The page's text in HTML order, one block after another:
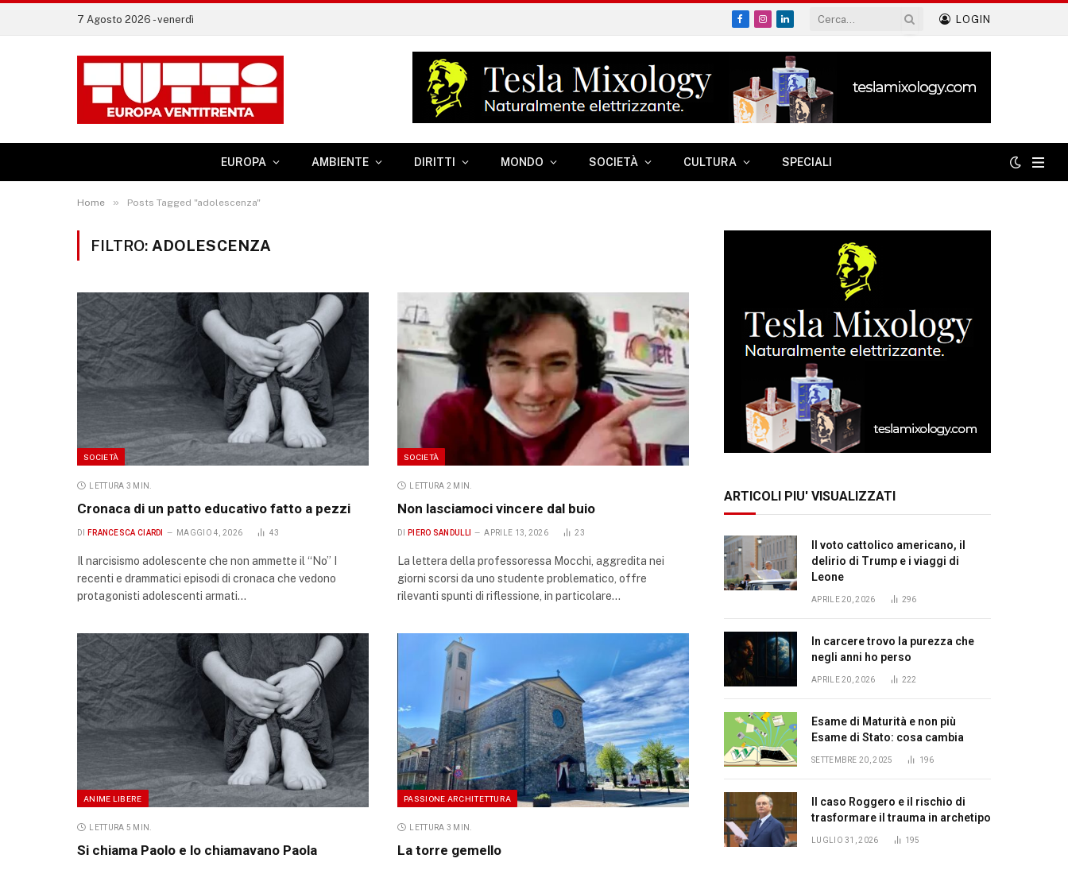
7 Agosto 2026 - venerdì
Facebook
Instagram
LinkedIn
LOGIN
EUROPA AMBIENTE DIRITTI MONDO SOCIETÀ CULTURA SPECIALI
Home » Posts Tagged "adolescenza"
FILTRO: ADOLESCENZA
SOCIETÀ
LETTURA 3 MIN.
Cronaca di un patto educativo fatto a pezzi
DI FRANCESCA CIARDI MAGGIO 4, 2026 43
Il narcisismo adolescente che non ammette il “No” I
recenti e drammatici episodi di cronaca che vedono
protagonisti adolescenti armati…
SOCIETÀ
LETTURA 2 MIN.
Non lasciamoci vincere dal buio
DI PIERO SANDULLI APRILE 13, 2026 23
La lettera della professoressa Mocchi, aggredita nei
giorni scorsi da uno studente problematico, offre
rilevanti spunti di riflessione, in particolare…
ANIME LIBERE
LETTURA 5 MIN.
Si chiama Paolo e lo chiamavano Paola
PASSIONE ARCHITETTURA
LETTURA 3 MIN.
La torre gemello
ARTICOLI PIU' VISUALIZZATI
Il voto cattolico americano, il
delirio di Trump e i viaggi di
Leone
APRILE 20, 2026 296
In carcere trovo la purezza che
negli anni ho perso
APRILE 20, 2026 222
Esame di Maturità e non più
Esame di Stato: cosa cambia
SETTEMBRE 20, 2025 196
Il caso Roggero e il rischio di
trasformare il trauma in archetipo
LUGLIO 31, 2026 195